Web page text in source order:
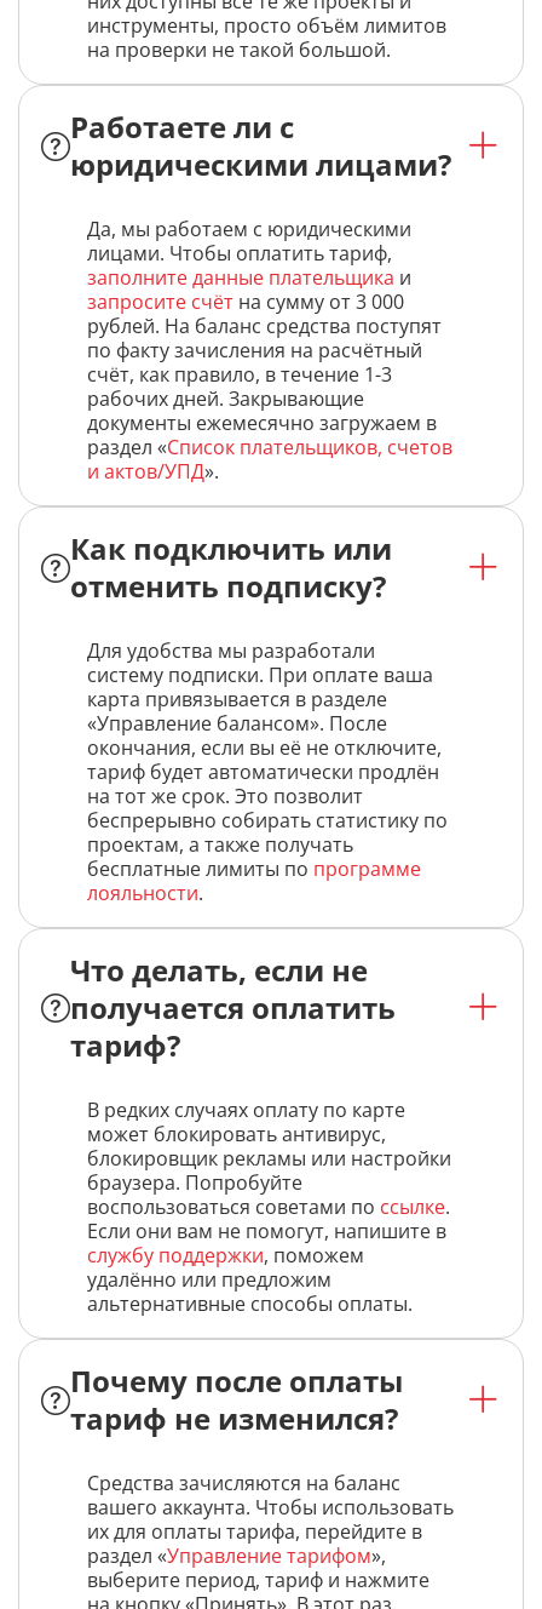
инструменты, просто объём лимитов
на проверки не такой большой.
Работаете ли с
юридическими лицами?
Да, мы работаем с юридическими
лицами. Чтобы оплатить тариф,
заполните данные плательщика и
запросите счёт на сумму от 3 000
рублей. На баланс средства поступят
по факту зачисления на расчётный
счёт, как правило, в течение 1-3
рабочих дней. Закрывающие
документы ежемесячно загружаем в
раздел «Список плательщиков, счетов
и актов/УПД».
Как подключить или
отменить подписку?
Для удобства мы разработали
систему подписки. При оплате ваша
карта привязывается в разделе
«Управление балансом». После
окончания, если вы её не отключите,
тариф будет автоматически продлён
на тот же срок. Это позволит
беспрерывно собирать статистику по
проектам, а также получать
бесплатные лимиты по программе
лояльности.
Что делать, если не
получается оплатить
тариф?
В редких случаях оплату по карте
может блокировать антивирус,
блокировщик рекламы или настройки
браузера. Попробуйте
воспользоваться советами по ссылке.
Если они вам не помогут, напишите в
службу поддержки, поможем
удалённо или предложим
альтернативные способы оплаты.
Почему после оплаты
тариф не изменился?
Средства зачисляются на баланс
вашего аккаунта. Чтобы использовать
их для оплаты тарифа, перейдите в
раздел «Управление тарифом»,
выберите период, тариф и нажмите